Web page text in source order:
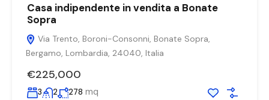
Casa indipendente in vendita a Bonate
Sopra
Via Trento, Boroni-Consonni, Bonate Sopra,
Bergamo, Lombardia, 24040, Italia
€225,000
3 2 278 mq